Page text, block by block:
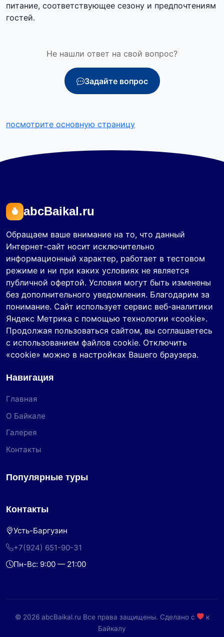
питание, соответствующее сезону и предпочтениям
гостей.
Не нашли ответ на свой вопрос?
Задайте вопрос
посмотрите основную страницу
abcBaikal.ru
Обращаем ваше внимание на то, что данный
Интернет-сайт носит исключительно
информационный характер, работает в тестовом
режиме и ни при каких условиях не является
публичной офертой. Условия могут быть изменены
без дополнительного уведомления. Благодарим за
понимание. Сайт использует сервис веб-аналитики
Яндекс Метрика с помощью технологии «cookie».
Продолжая пользоваться сайтом, вы соглашаетесь
с использованием файлов cookie. Отключить
«cookie» можно в настройках Вашего браузера.
Навигация
Главная
О Байкале
Галерея
Контакты
Популярные туры
Контакты
Усть-Баргузин
+7(924) 651-90-31
Пн-Вс: 9:00 — 21:00
© 2026 abcBaikal.ru Все права защищены. Сделано с
к
Байкалу